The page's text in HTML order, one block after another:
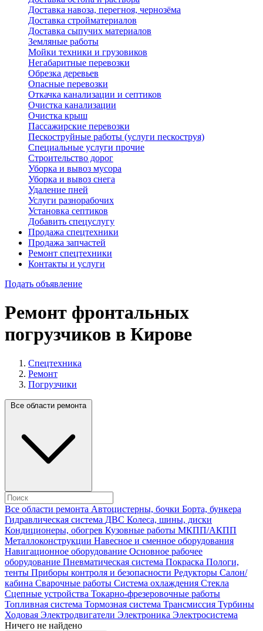
Доставка навоза, перегноя, чернозёма
Доставка стройматериалов
Доставка сыпучих материалов
Земляные работы
Мойки техники и грузовиков
Негабаритные перевозки
Обрезка деревьев
Опасные перевозки
Откачка канализации и септиков
Очистка канализации
Очистка крыш
Пассажирские перевозки
Пескоструйные работы (услуги пескоструя)
Специальные услуги прочие
Строительство дорог
Уборка и вывоз мусора
Уборка и вывоз снега
Удаление пней
Услуги разнорабочих
Установка септиков
Добавить спецуслугу
Продажа спецтехники
Продажа запчастей
Ремонт спецтехники
Контакты и услуги
Подать объявление
Ремонт фронтальных
погрузчиков в Кирове
Спецтехника
Ремонт
Погрузчики
Все области ремонта
Все области ремонта Автоцистерны, бочки Борта, бункера
Гидравлическая система ДВС Колеса, шины, диски
Кондиционеры, обогрев Кузовные работы МКПП/АКПП
Металлоконструкции Навесное и сменное оборудования
Навигационное оборудование Основное рабочее
оборудование Пневматическая система Покраска Пологи,
тенты Приборы контроля и безопасности Редукторы Салон/
кабина Сварочные работы Система охлаждения Стекла
Сцепные устройства Токарно-фрезеровочные работы
Топливная система Тормозная система Трансмиссия Турбины
Ходовая Электродвигатели Электроника Электросистема
Ничего не найдено